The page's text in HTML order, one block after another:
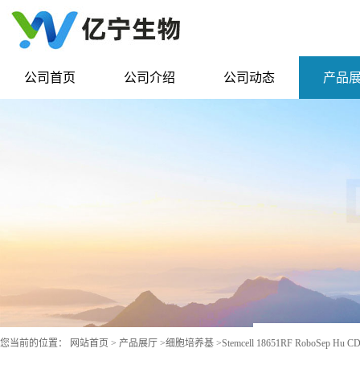
公司首页 公司介绍 公司动态 产品
您当前的位置： 网站首页 > 产品展厅 >细胞培养基 >Stemcell 18651RF RoboSep Hu